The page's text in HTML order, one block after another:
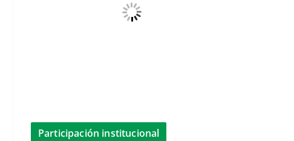
Participación institucional